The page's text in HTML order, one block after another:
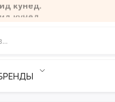
кунед.